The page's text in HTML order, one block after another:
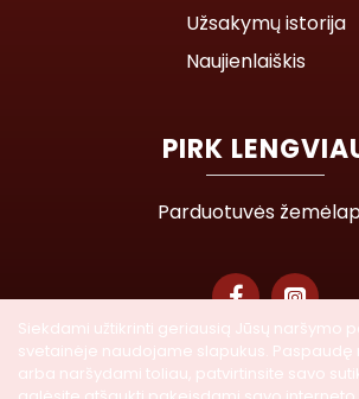
Siekdami užtikrinti geriausią Jūsų naršymo
svetainėje naudojame slapukus. Paspaudę
arba naršydami toliau, patvirtinsite savo
Užsakymų istorija
Naujienlaiškis
PIRK
Parduotuvės
© 2026 Lasegra UAB. Visos teisės